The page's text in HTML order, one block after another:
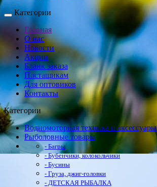
Категории
Главная
О нас
Новости
Акции
Бланк заказа
Постащикам
Для оптовиков
Контакты
Категории
Водномоторная техника и аксессуары
Рыболовные товары
- Багры
- Бубенчики, колокольчики
- Бусины
- Груза, джиг-головки
- ДЕТСКАЯ РЫБАЛКА